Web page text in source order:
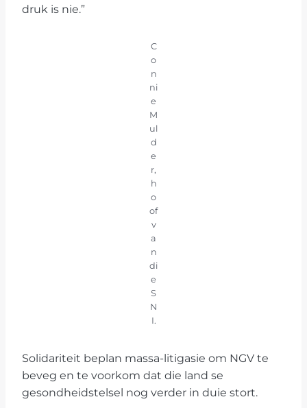
druk is nie.”
C
o
n
ni
e
M
ul
d
e
r,
h
o
of
v
a
n
di
e
S
N
I.
Solidariteit beplan massa-litigasie om NGV te
beveg en te voorkom dat die land se
gesondheidstelsel nog verder in duie stort.